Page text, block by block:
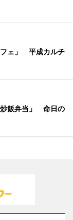
フェ」 平成カルチ
炒飯弁当」 命日の